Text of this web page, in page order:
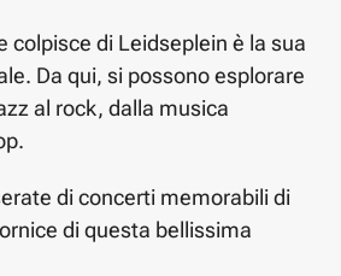
colpisce di Leidseplein è la sua
Da qui, si possono esplorare
al rock, dalla musica
di concerti memorabili di
di questa bellissima